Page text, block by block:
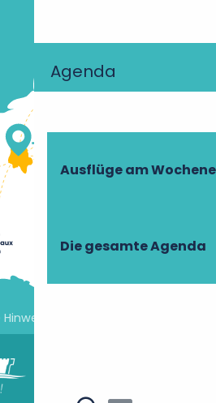
Agenda
Ausflüge am
Die gesamte Agenda